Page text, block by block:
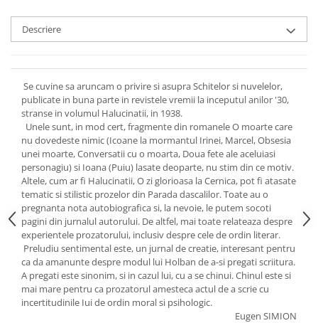
Descriere
Se cuvine sa aruncam o privire si asupra Schitelor si nuvelelor,
publicate in buna parte in revistele vremii la inceputul anilor '30,
stranse in volumul Halucinatii, in 1938.
Unele sunt, in mod cert, fragmente din romanele O moarte care
nu dovedeste nimic (Icoane la mormantul Irinei, Marcel, Obsesia
unei moarte, Conversatii cu o moarta, Doua fete ale aceluiasi
personagiu) si Ioana (Puiu) lasate deoparte, nu stim din ce motiv.
Altele, cum ar fi Halucinatii, O zi glorioasa la Cernica, pot fi atasate
tematic si stilistic prozelor din Parada dascalilor. Toate au o
pregnanta nota autobiografica si, la nevoie, le putem socoti
pagini din jurnalul autorului. De altfel, mai toate relateaza despre
experientele prozatorului, inclusiv despre cele de ordin literar.
Preludiu sentimental este, un jurnal de creatie, interesant pentru
ca da amanunte despre modul lui Holban de a-si pregati scriitura.
A pregati este sinonim, si in cazul lui, cu a se chinui. Chinul este si
mai mare pentru ca prozatorul amesteca actul de a scrie cu
incertitudinile Iui de ordin moral si psihologic.
Eugen SIMION